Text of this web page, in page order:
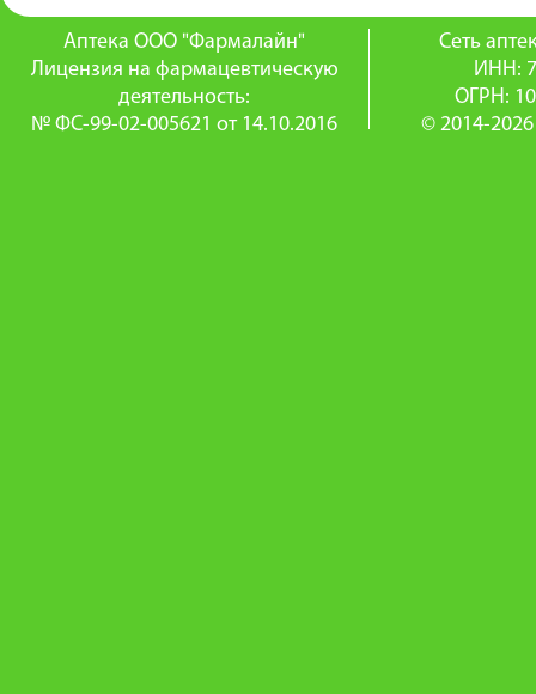
Аптека ООО "Фармалайн"
Лицензия на фармацевтическую
деятельность:
№ ФС-99-02-005621 от 14.10.2016
Сеть
ИНН:
ОГРН:
© 2014-